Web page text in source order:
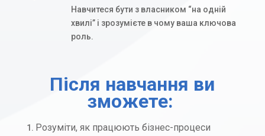
Навчитеся бути з власником “на одній
хвилі” і зрозумієте в чому ваша ключова
роль.
Після навчання ви
зможете:
Розуміти, як працюють бізнес-процеси